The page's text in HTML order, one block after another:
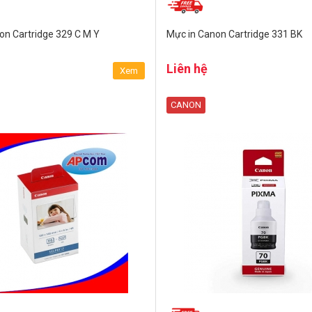
Cartridge 329 C M Y
Xem
Mực in Canon Cartridge 331 BK
Liên hệ
CANON